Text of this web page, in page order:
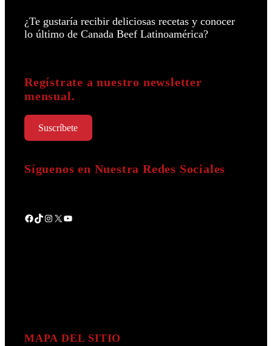
¿Te gustaría recibir deliciosas recetas y conocer
lo último de Canada Beef Latinoamérica?
Regístrate a nuestro newsletter
mensual.
Suscríbete
Síguenos en Nuestra Redes Sociales
Facebook
TikTok
Instagram
X YouTube
MAPA DEL SITIO